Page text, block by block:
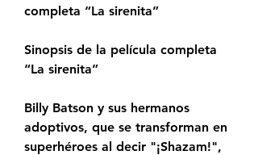
completa “La sirenita”
Sinopsis de la película completa
“La sirenita”
Billy Batson y sus hermanos
adoptivos, que se transforman en
superhéroes al decir "¡Shazam!",